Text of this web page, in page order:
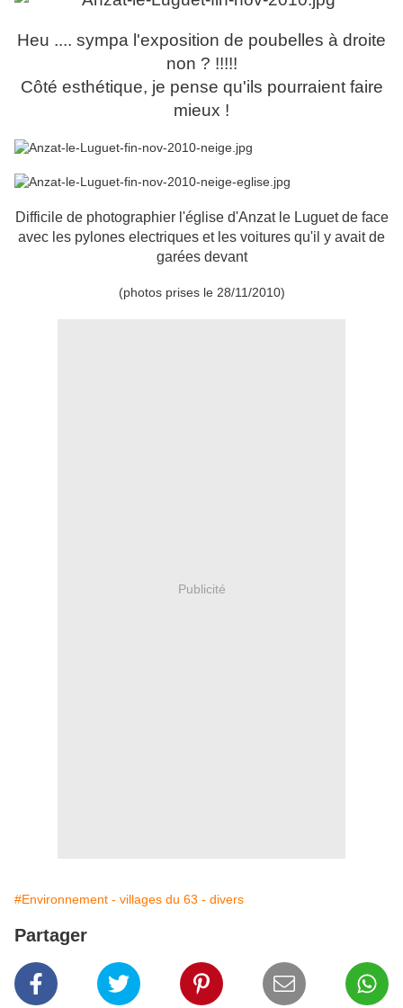
Heu .... sympa l'exposition de poubelles à droite
non ? !!!!!
Côté esthétique, je pense qu'ils pourraient faire
mieux !
Difficile de photographier l'église d'Anzat le Luguet de face
avec les pylones electriques et les voitures qu'il y avait de
garées devant
(photos prises le 28/11/2010)
Publicité
#Environnement - villages du 63 - divers
Partager